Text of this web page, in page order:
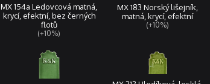
MX 154a Ledovcová matná,
krycí, efektní, bez černých
flotů
(+10%)
MX 183 Norský lišejník,
matná, krycí, efektní
(+10%)